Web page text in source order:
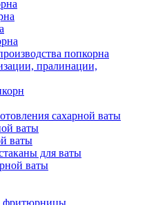
попкорна
пралинации,
сахарной ваты
ваты
ваты
для ваты
ваты
фритюрницы